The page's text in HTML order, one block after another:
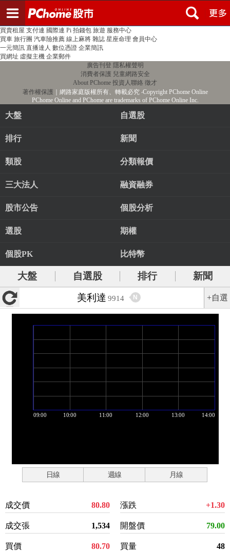
PChome首頁 線上購物 24h購物 書店
買賣租屋 支付連 國際連 Pi 拍錢包 旅遊 服務中心
買車 旅行團 汽車險推薦 線上麻將 雜誌 星座命理 會員中心
一元簡訊 直播達人 數位憑證 企業簡訊
買網址 虛擬主機 企業郵件
廣告刊登 隱私權聲明
消費者保護 兒童網路安全
About PChome 投資人聯絡 徵才
著作權保護 ｜網路家庭版權所有、轉載必究‧Copyright PChome Online
PChome Online and PChome are trademarks of PChome Online Inc.
大盤 自選股
排行 新聞
類股 分類報價
三大法人 融資融券
股市公告 個股分析
選股 期權
個股PK 比特幣
大盤 自選股 排行
新聞
美利達 9914 N +自選
日線 週線 月線
成交價 80.80
成交張 1,534
買價 80.70
漲跌 +1.30
開盤價 79.00
買量 48